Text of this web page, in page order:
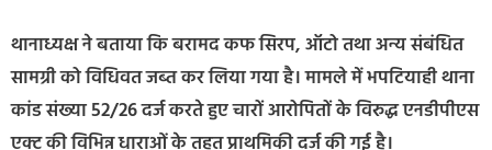
थानाध्यक्ष ने बताया कि बरामद कफ सिरप, ऑटो तथा अन्य संबंधित
सामग्री को विधिवत जब्त कर लिया गया है। मामले में भपटियाही थाना
कांड संख्या 52/26 दर्ज करते हुए चारों आरोपितों के विरुद्ध एनडीपीएस
एक्ट की विभिन्न धाराओं के तहत प्राथमिकी दर्ज की गई है।